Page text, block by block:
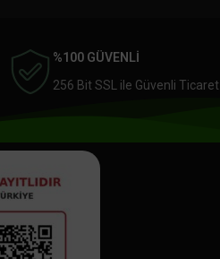
%100 GÜVENLİ
256 Bit SSL ile Güvenli Ticaret